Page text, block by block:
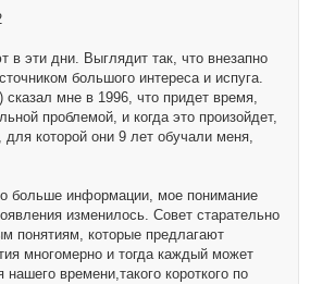
в эти дни. Выглядит так, что внезапно
большого интереса и испуга.
сказал мне в 1996, что придет время,
проблемой, и когда это произойдет,
для которой они 9 лет обучали меня,
больше информации, мое понимание
изменилось. Совет старательно
понятиям, которые предлагают
многомерно и тогда каждый может
времени,такого короткого по